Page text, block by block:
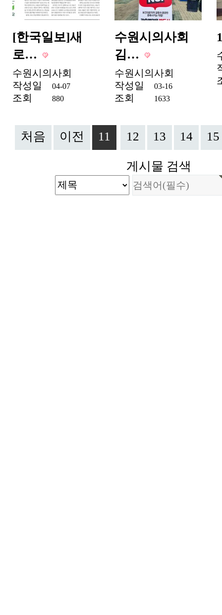
[한국일보]새
로…
수원시의사회
작성일
04-07
조회 880
수원시의사회
김…
수원시의사회
작성일
03-16
조회 1633
처음 이전 11 12 13 14 15
게시물 검색